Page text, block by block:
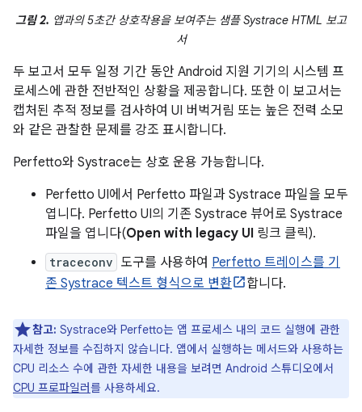
그림 2. 앱과의 5초간 상호작용을 보여주는 샘플 Systrace HTML 보고
서
두 보고서 모두 일정 기간 동안 Android 지원 기기의 시스템 프
로세스에 관한 전반적인 상황을 제공합니다. 또한 이 보고서는
캡처된 추적 정보를 검사하여 UI 버벅거림 또는 높은 전력 소모
와 같은 관찰한 문제를 강조 표시합니다.
Perfetto와 Systrace는 상호 운용 가능합니다.
Perfetto UI에서 Perfetto 파일과 Systrace 파일을 모두
엽니다. Perfetto UI의 기존 Systrace 뷰어로 Systrace
파일을 엽니다(Open with legacy UI 링크 클릭).
traceconv 도구를 사용하여 Perfetto 트레이스를 기
존 Systrace 텍스트 형식으로 변환
합니다.
참고: Systrace와 Perfetto는 앱 프로세스 내의 코드 실행에 관한
자세한 정보를 수집하지 않습니다. 앱에서 실행하는 메서드와 사용하는
CPU 리소스 수에 관한 자세한 내용을 보려면 Android 스튜디오에서
CPU 프로파일러를 사용하세요.